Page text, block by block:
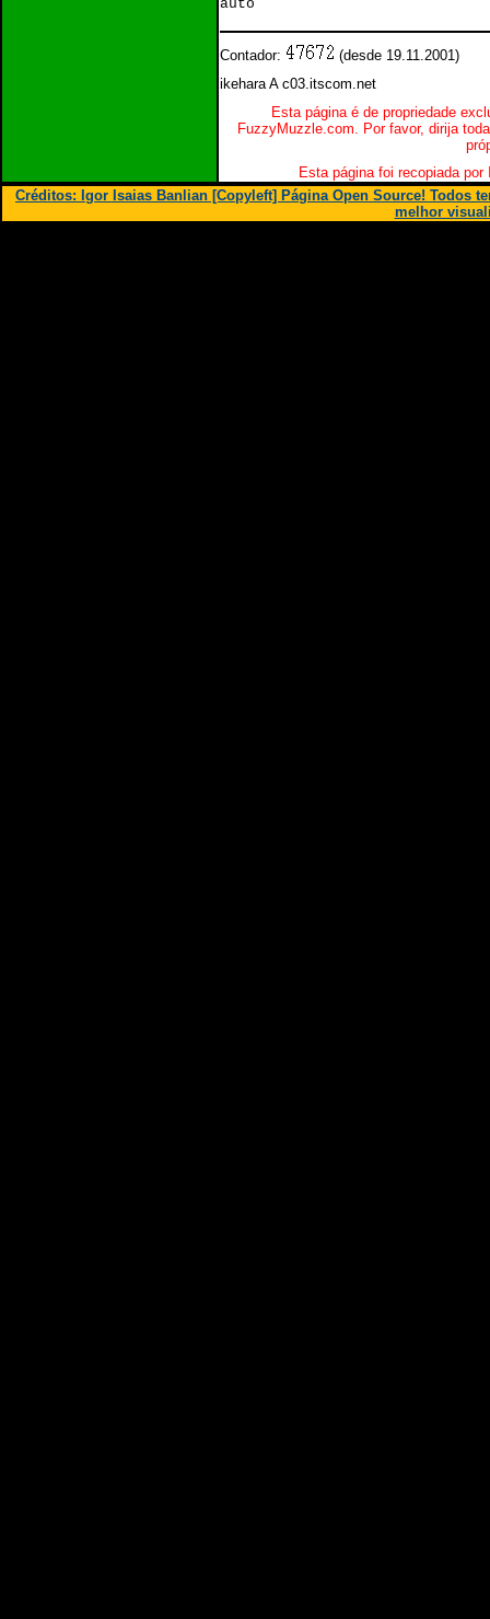
auto
Contador:
(desde 19.11.2001)
ikehara A c03.itscom.net
Esta página é de propriedade
FuzzyMuzzle.com. Por favor, dirija
Esta página foi recopiada
Créditos: Igor Isaias Banlian [Copyleft] Página Open Source! Todos
melhor